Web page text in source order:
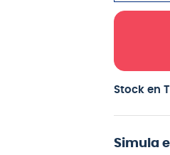
Stock en
Simula